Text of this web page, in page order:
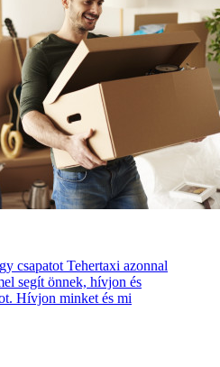
csapatot Tehertaxi azonnal
segít önnek, hívjon és
Hívjon minket és mi